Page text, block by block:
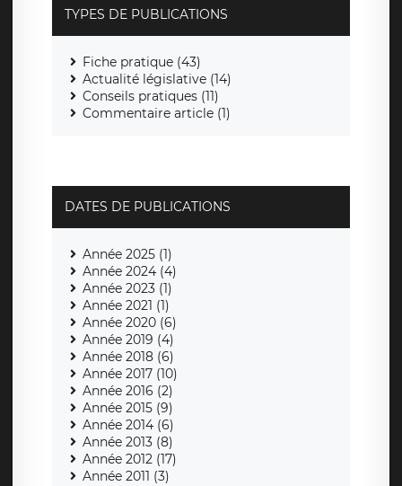
TYPES DE PUBLICATIONS
Fiche pratique (43)
Actualité législative (14)
Conseils pratiques (11)
Commentaire article (1)
DATES DE PUBLICATIONS
Année 2025 (1)
Année 2024 (4)
Année 2023 (1)
Année 2021 (1)
Année 2020 (6)
Année 2019 (4)
Année 2018 (6)
Année 2017 (10)
Année 2016 (2)
Année 2015 (9)
Année 2014 (6)
Année 2013 (8)
Année 2012 (17)
Année 2011 (3)